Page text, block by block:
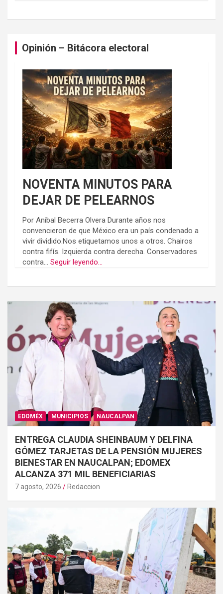
Opinión – Bitácora electoral
NOVENTA MINUTOS PARA
DEJAR DE PELEARNOS
Por Aníbal Becerra Olvera Durante años nos
convencieron de que México era un país condenado a
vivir dividido.Nos etiquetamos unos a otros. Chairos
contra fifís. Izquierda contra derecha. Conservadores
contra... Seguir leyendo...
EDOMÉX MUNICIPIOS NAUCALPAN
ENTREGA CLAUDIA SHEINBAUM Y DELFINA
GÓMEZ TARJETAS DE LA PENSIÓN MUJERES
BIENESTAR EN NAUCALPAN; EDOMEX
ALCANZA 371 MIL BENEFICIARIAS
7 agosto, 2026 Redaccion